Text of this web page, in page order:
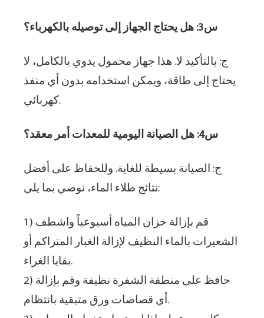
س3: هل يحتاج الجهاز إلى توصيله بالكهرباء؟
ج: بالتأكيد لا. هذا جهاز محمول يدوي بالكامل، لا
يحتاج إلى طاقة، ويمكن استخدامه بدون أي منفذ
كهربائي.
س4: هل الصيانة اليومية للمعدات أمر معقد؟
ج: الصيانة بسيطة للغاية. وللحفاظ على أفضل
نتائج طلاء الماء، نوصي بما يلي:
1) قم بإزالة خزان المياه أسبوعياً واشطف
الشعيرات بالماء النظيف لإزالة الغبار المتراكم أو
بقايا الغراء.
2) حافظ على منطقة الشفرة نظيفة وقم بإزالة
أي قصاصات ورق متبقية بانتظام.